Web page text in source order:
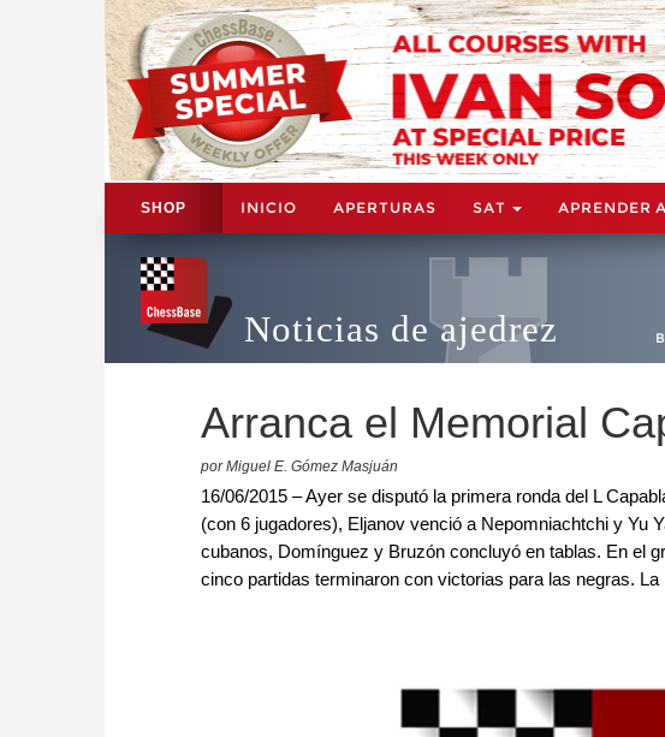
SHOP INICIO APERTURAS SAT APRENDER
Noticias de ajedrez
Arranca el Memorial
por Miguel E. Gómez Masjuán
16/06/2015 – Ayer se disputó la primera ronda del L
(con 6 jugadores), Eljanov venció a Nepomniachtchi y Yu
cubanos, Domínguez y Bruzón concluyó en tablas. En el
cinco partidas terminaron con victorias para las negras. La